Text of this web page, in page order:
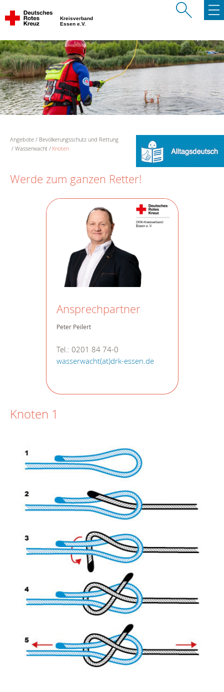
Kreisverband
Essen e.V.
Angebote
Bevölkerungsschutz und Rettung
Wasserwacht
Knoten
Werde zum ganzen Retter!
Ansprechpartner
Peter Peilert
Tel.: 0201 84 74-0
wasserwacht(at)drk-essen.de
Knoten 1